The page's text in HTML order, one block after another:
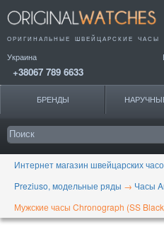
ОРИГИНАЛЬНЫЕ ШВЕЙЦАРСКИЕ ЧАСЫ
Украина
+38067 789 6633
БРЕНДЫ
Интернет магазин швейцарских
Preziuso, модельные ряды → Часы
Мужские часы Chronograph (SS